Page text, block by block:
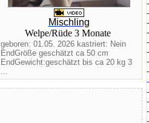
Mischling
Welpe/Rüde 3 Monate
geboren: 01.05. 2026 kastriert: Nein
EndGröße geschätzt ca 50 cm
EndGewicht:geschätzt bis ca 20 kg 3
...